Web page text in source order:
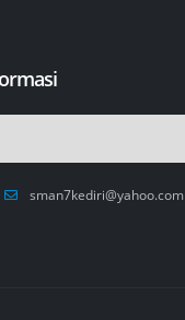
sman7kediri@yahoo.com